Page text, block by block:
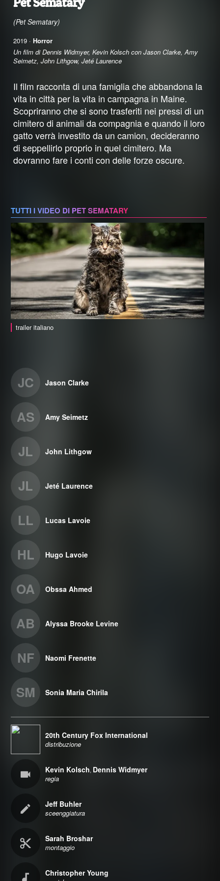
(Pet Sematary)
2019 · Horror
Un film di Dennis Widmyer, Kevin Kolsch con Jason Clarke, Amy
Seimetz, John Lithgow, Jeté Laurence
Il film racconta di una famiglia che abbandona la
vita in città per la vita in campagna in Maine.
Scopriranno che si sono trasferiti nei pressi di un
cimitero di animali da compagnia e quando il loro
gatto verrà investito da un camion, decideranno
di seppellirlo proprio in quel cimitero. Ma
dovranno fare i conti con delle forze oscure.
TUTTI I VIDEO DI PET SEMATARY
trailer italiano
JC Jason Clarke
AS Amy Seimetz
JL John Lithgow
JL Jeté Laurence
LL Lucas Lavoie
HL Hugo Lavoie
OA Obssa Ahmed
AB Alyssa Brooke Levine
NF Naomi Frenette
SM Sonia Maria Chirila
20th Century Fox International
distribuzione
Kevin Kolsch, Dennis Widmyer
regia
Jeff Buhler
sceenggiatura
Sarah Broshar
montaggio
Christopher Young